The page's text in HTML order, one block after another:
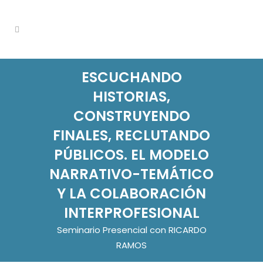
ESCUCHANDO
HISTORIAS,
CONSTRUYENDO
FINALES, RECLUTANDO
PÚBLICOS. EL MODELO
NARRATIVO-TEMÁTICO
Y LA COLABORACIÓN
INTERPROFESIONAL
Seminario Presencial con RICARDO
RAMOS